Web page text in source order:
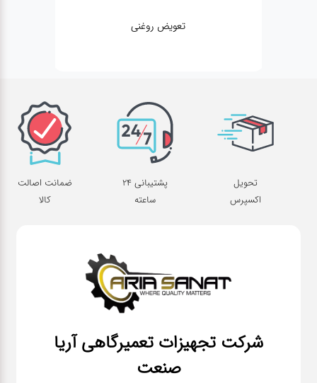
تعویض روغنی
تحویل
اکسپرس
پشتیبانی 24
ساعته
ضمانت اصالت
کالا
شرکت تجهیزات تعمیرگاهی آریا
صنعت